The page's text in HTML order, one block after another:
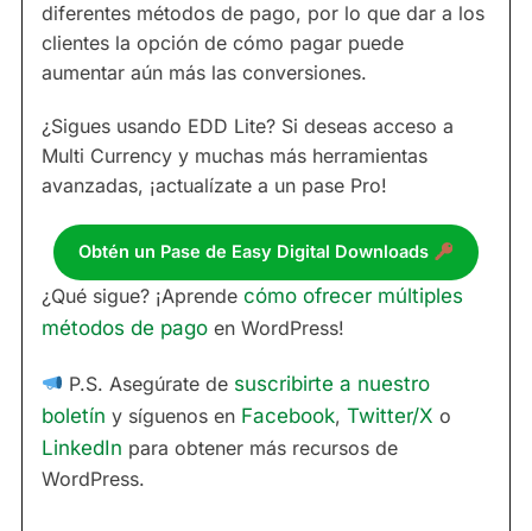
diferentes métodos de pago, por lo que dar a los
clientes la opción de cómo pagar puede
aumentar aún más las conversiones.
¿Sigues usando EDD Lite? Si deseas acceso a
Multi Currency y muchas más herramientas
avanzadas, ¡actualízate a un pase Pro!
Obtén un Pase de Easy Digital Downloads
¿Qué sigue? ¡Aprende cómo ofrecer múltiples
métodos de pago en WordPress!
P.S. Asegúrate de suscribirte a nuestro
boletín y síguenos en Facebook, Twitter/X o
LinkedIn para obtener más recursos de
WordPress.